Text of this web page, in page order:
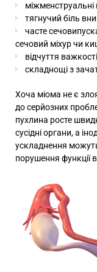
міжменструальні
тягнучий біль
часте
сечовий міхур чи
відчуття
складнощі з
Хоча міома не є
до серйозних
пухлина росте
сусідні органи, а
ускладнення
порушення функції